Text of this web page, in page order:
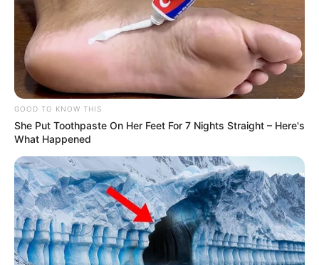
Трамп: Мадуро с женой схвачены и
вывезены из страны - ОБНОВЛЕНО
1975 0
12:16 / 03 Yanvar 2026 В МИРЕ
GOOD TO KNOW THIS
She Put Toothpaste On Her Feet For 7 Nights Straight – Here's
What Happened